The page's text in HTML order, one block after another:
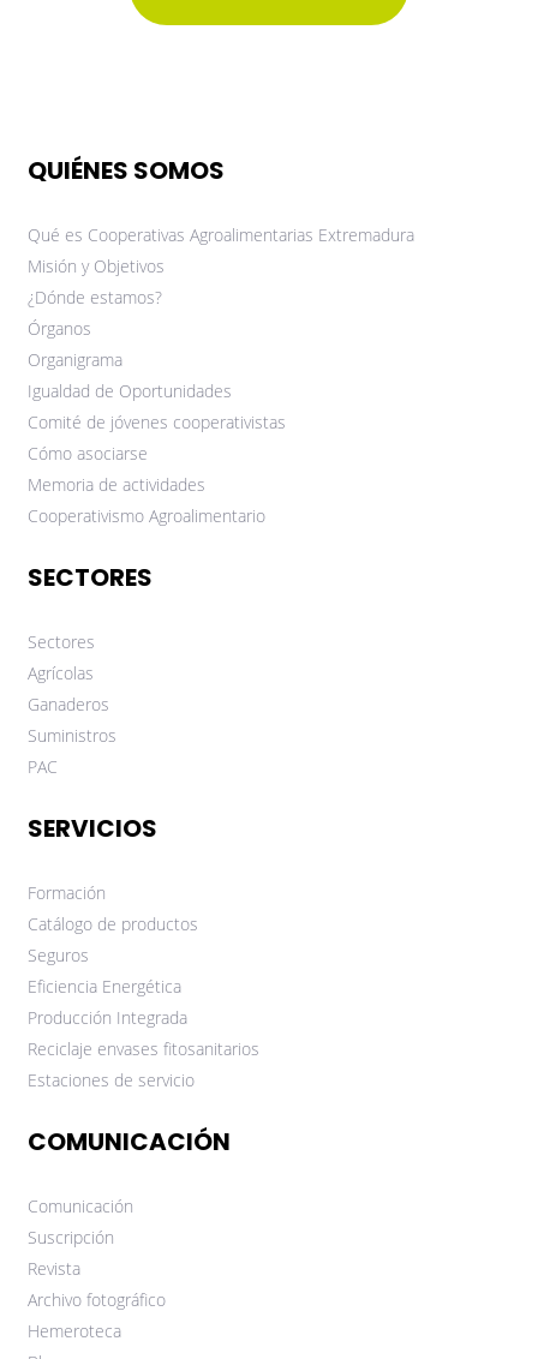
QUIÉNES SOMOS
Qué es Cooperativas Agroalimentarias Extremadura
Misión y Objetivos
¿Dónde estamos?
Órganos
Organigrama
Igualdad de Oportunidades
Comité de jóvenes cooperativistas
Cómo asociarse
Memoria de actividades
Cooperativismo Agroalimentario
SECTORES
Sectores
Agrícolas
Ganaderos
Suministros
PAC
SERVICIOS
Formación
Catálogo de productos
Seguros
Eficiencia Energética
Producción Integrada
Reciclaje envases fitosanitarios
Estaciones de servicio
COMUNICACIÓN
Comunicación
Suscripción
Revista
Archivo fotográfico
Hemeroteca